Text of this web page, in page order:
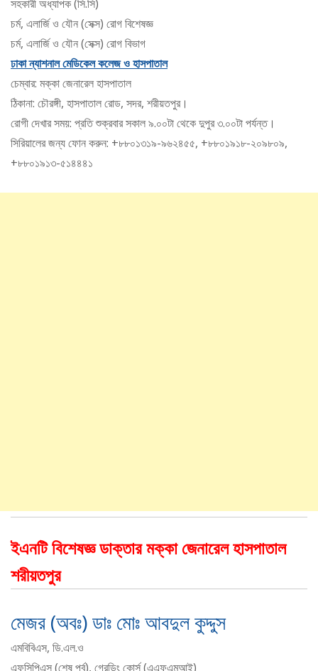
সহকারী অধ্যাপক (সি.সি)
চর্ম, এলার্জি ও যৌন (সেক্স) রোগ বিশেষজ্ঞ
চর্ম, এলার্জি ও যৌন (সেক্স) রোগ বিভাগ
ঢাকা ন্যাশনাল মেডিকেল কলেজ ও হাসপাতাল
চেম্বার: মক্কা জেনারেল হাসপাতাল
ঠিকানা: চৌরঙ্গী, হাসপাতাল রোড, সদর, শরীয়তপুর।
রোগী দেখার সময়: প্রতি শুক্রবার সকাল ৯.০০টা থেকে দুপুর ৩.০০টা পর্যন্ত।
সিরিয়ালের জন্য ফোন করুন: +৮৮০১৩১৯-৯৬২৪৫৫, +৮৮০১৯১৮-২০৯৮০৯,
+৮৮০১৯১৩-৫১৪৪৪১
ইএনটি বিশেষজ্ঞ ডাক্তার মক্কা জেনারেল হাসপাতাল
শরীয়তপুর
মেজর (অবঃ) ডাঃ মোঃ আবদুল কুদ্দুস
এমবিবিএস, ডি.এল.ও
এফসিপিএস (শেষ পর্ব), গ্রেডিং কোর্স (এএফএমআই)